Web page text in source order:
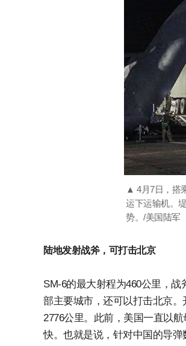
▲ 4月7日，搭
运下运输机。
势。/美国陆军
陆地发射战斧，可打击北京
SM-6的最大射程为460公里，
部主要城市，还可以打击北京
2776公里。此前，美国一直以
快。也就是说，针对中国的导弹